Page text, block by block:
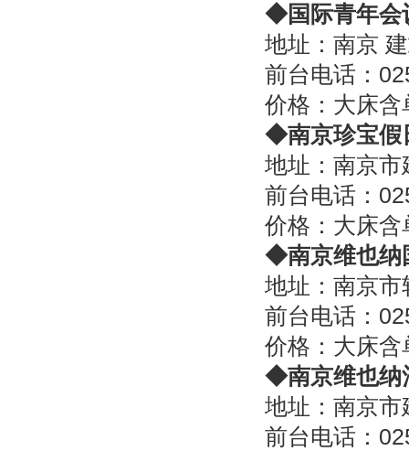
◆国际青年会
地址：南京
前台电话：
价格：大床
◆南京珍宝假
地址：南京
前台电话：
价格：大床
◆南京维也纳
地址：南京
前台电话：
价格：大床
◆南京维也纳
地址：南京
前台电话：